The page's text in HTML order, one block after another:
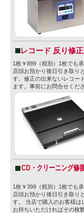
レコード 反り修正
1枚￥899（税別）1枚でも承
店頭お預かり後日引き取り
す。修正の出来ないレコー
ます。事前にお問合せくださ
CD・クリーニング修
1枚￥399（税別）1枚でも承
店頭お預かり後日引き取り
す。 当店で購入のお客様は
お持ちいただければその枚